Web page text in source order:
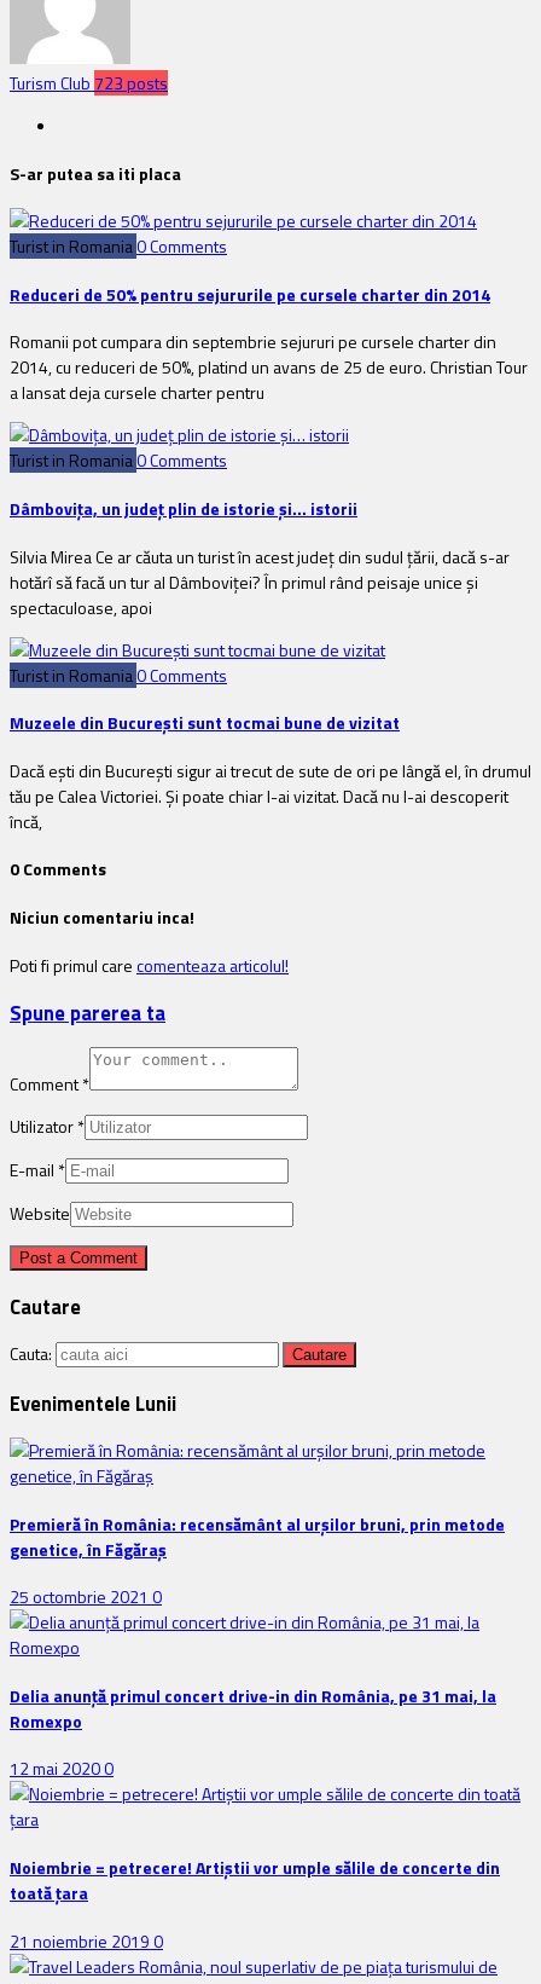
Turism Club 723 posts
S-ar putea sa iti placa
Turist in Romania0 Comments
Reduceri de 50% pentru sejururile pe cursele charter din 2014
Romanii pot cumpara din septembrie sejururi pe cursele charter din
2014, cu reduceri de 50%, platind un avans de 25 de euro. Christian Tour
a lansat deja cursele charter pentru
Turist in Romania0 Comments
Dâmboviţa, un judeţ plin de istorie şi… istorii
Silvia Mirea Ce ar căuta un turist în acest judeţ din sudul ţării, dacă s-ar
hotărî să facă un tur al Dâmboviţei? În primul rând peisaje unice şi
spectaculoase, apoi
Turist in Romania0 Comments
Muzeele din București sunt tocmai bune de vizitat
Dacă ești din București sigur ai trecut de sute de ori pe lângă el, în drumul
tău pe Calea Victoriei. Și poate chiar l-ai vizitat. Dacă nu l-ai descoperit
în­că,
0 Comments
Niciun comentariu inca!
Poti fi primul carecomenteaza articolul!
Spune parerea ta
Comment*
Utilizator*
E-mail *
Website
Cautare
Cauta:
Evenimentele Lunii
Premieră în România: recensământ al urșilor bruni, prin metode
genetice, în Făgăraș
25 octombrie 2021 0
Delia anunţă primul concert drive-in din România, pe 31 mai, la
Romexpo
12 mai 20200
Noiembrie = petrecere! Artiștii vor umple sălile de concerte din
toată țara
21 noiembrie 20190